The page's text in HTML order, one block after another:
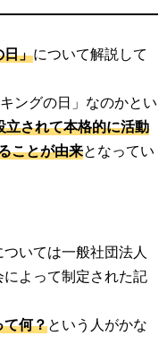
日」について解説して
ングの日」なのかとい
されて本格的に活動
ことが由来となってい
ついては一般社団法人
よって制定された記
て何？という人がかな